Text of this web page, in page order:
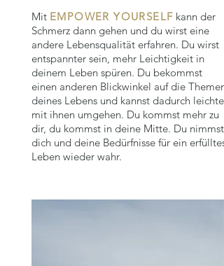
Mit EMPOWER YOURSELF kann der
Schmerz dann gehen und du wirst eine
andere Lebensqualität erfahren. Du wirst
entspannter sein, mehr Leichtigkeit in
deinem Leben spüren. Du bekommst
einen anderen Blickwinkel auf die Themen
deines Lebens und kannst dadurch leichter
mit ihnen umgehen. Du kommst mehr zu
dir, du kommst in deine Mitte. Du nimmst
dich und deine Bedürfnisse für ein erfülltes
Leben wieder wahr.